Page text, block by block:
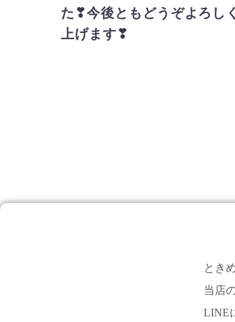
た❣今後ともどうぞよろし
上げます❣
とき
当店
LINE